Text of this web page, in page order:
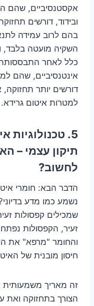
אקסטנסיביים, שהם
ובידוד, דורשים
בהם לרוב עמידה
השקיה מועטה בלבד,
כלל לאחר
אינטנסיביים, שהם
דורשים יותר
למטרות איטום גרידא.
5.
תיקון עצמי –
לחשוב?
הדבר הבא: חומרי
נשמע כמו מדע
שמכילים קפסולות
זעיר, הקפסולות
והחומר "מרפא" את
חיסון מובנית של
זה מאריך
הצורך בתחזוקה ואת